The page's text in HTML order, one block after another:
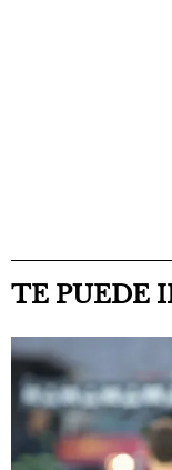
TE PUEDE